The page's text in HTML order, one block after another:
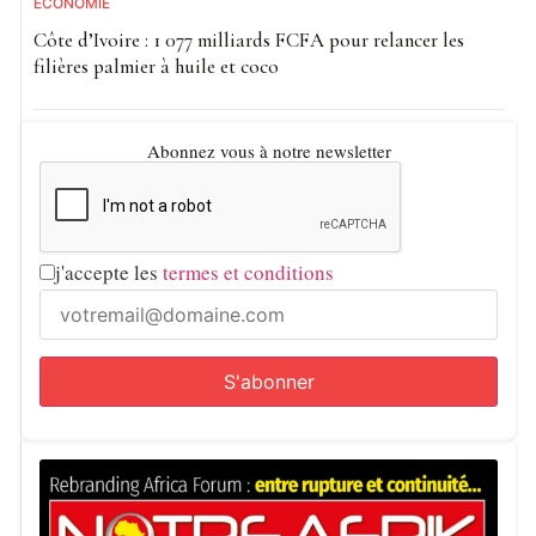
répondre efficacement à la croissance de la demande
énergétique au Sénégal.
Côte d’Ivoire : 1 077 milliards FCFA pour relancer les
filières palmier à huile et coco
Abonnez vous à notre newsletter
j'accepte les termes et conditions